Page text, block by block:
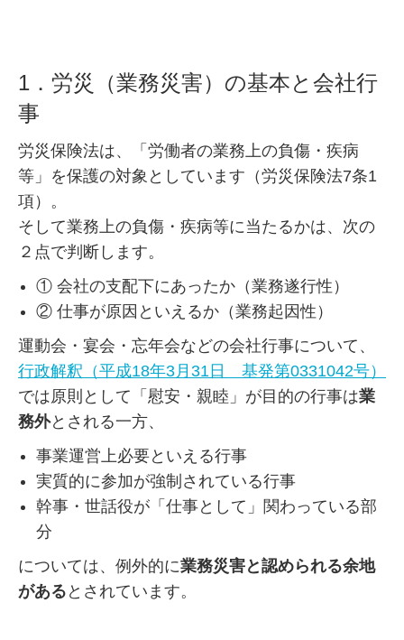
1．労災（業務災害）の基本と会社行
事
労災保険法は、「労働者の業務上の負傷・疾病
等」を保護の対象としています（労災保険法7条1
項）。
そして業務上の負傷・疾病等に当たるかは、次の
２点で判断します。
① 会社の支配下にあったか（業務遂行性）
② 仕事が原因といえるか（業務起因性）
運動会・宴会・忘年会などの会社行事について、
行政解釈（平成18年3月31日 基発第0331042号）
では原則として「慰安・親睦」が目的の行事は業
務外とされる一方、
事業運営上必要といえる行事
実質的に参加が強制されている行事
幹事・世話役が「仕事として」関わっている部
分
については、例外的に業務災害と認められる余地
がある とされています。